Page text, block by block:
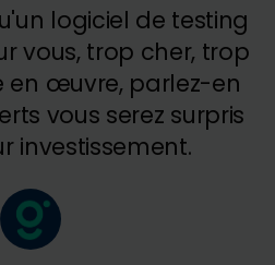
logiciel de testing
vous, trop cher, trop
en œuvre, parlez-en
vous serez surpris
investissement.